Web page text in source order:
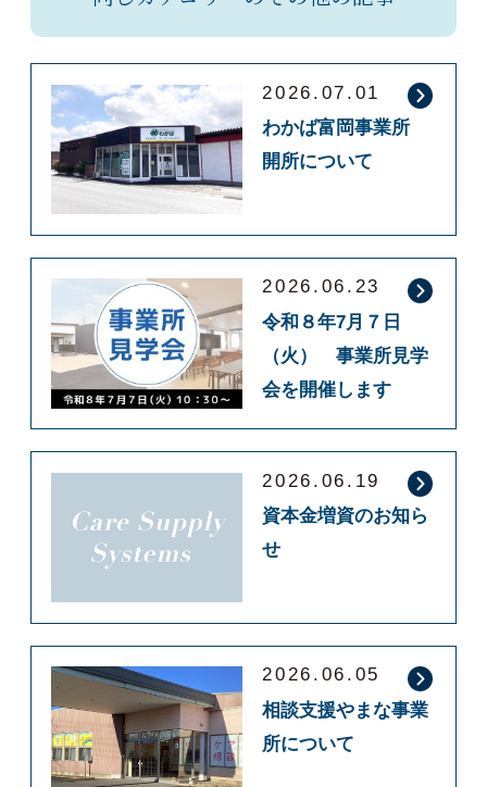
2026.07.01
わかば富岡事業所
開所について
2026.06.23
令和８年7月７日
（火） 事業所見学
会を開催します
2026.06.19
資本金増資のお知ら
せ
2026.06.05
相談支援やまな事業
所について